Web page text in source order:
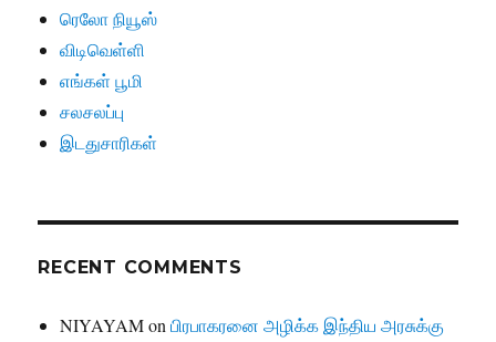
ரெலோ நியூஸ்
விடிவெள்ளி
எங்கள் பூமி
சலசலப்பு
இடதுசாரிகள்
RECENT COMMENTS
NIYAYAMonபிரபாகரனை அழிக்க இந்திய அரசுக்கு